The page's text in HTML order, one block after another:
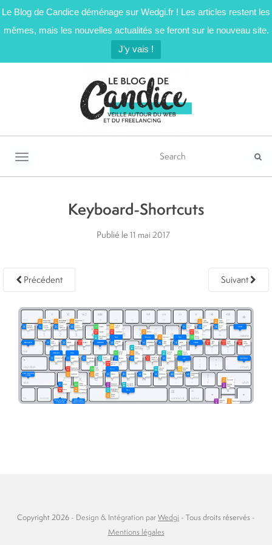
Le Blog de Candice déménage sur Wedgi.fr ! Les articles restent les
mêmes, mais les nouvelles actualités se feront sur le nouveau site.
J'y vais !
Activer/désactiver la navigation
Keyboard-Shortcuts
Publié le 11 mai 2017
Précédent Suivant
Copyright 2026 - Design & Intégration parWedgi - Tous droits réservés -
Mentions légales